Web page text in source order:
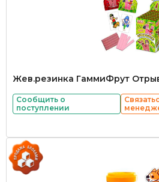
Жев.резинка ГаммиФрут
Сообщить о
поступлении